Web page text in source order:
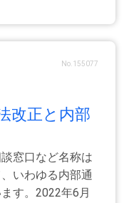
No.155077
改正と内部
窓口など名称は
いわゆる内部通
す。2022年6月